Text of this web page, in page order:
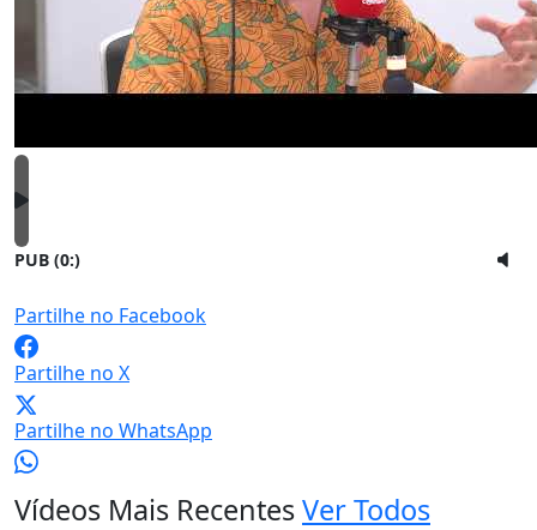
PUB (0:)
Partilhe no Facebook
Partilhe no X
Partilhe no WhatsApp
Vídeos Mais RecentesVer Todos